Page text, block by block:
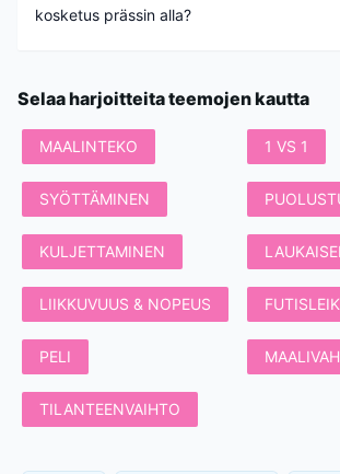
Selaa harjoitteita teemojen kautta
MAALINTEKO 1 VS 1
SYÖTTÄMINEN
KULJETTAMINEN
LIIKKUVUUS & NOPEUS
PELI
TILANTEENVAIHTO